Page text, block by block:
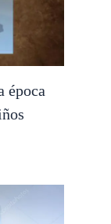
época